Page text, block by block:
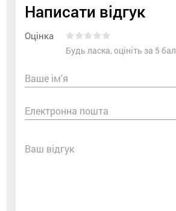
Написати відгук
Оцінка
Будь ласка, оцініть за 5
Ваше ім'я
Електронна пошта
Ваш відгук